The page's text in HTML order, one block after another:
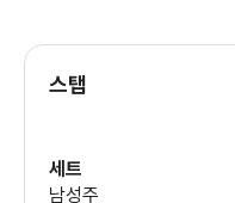
스탭
세트
남성주